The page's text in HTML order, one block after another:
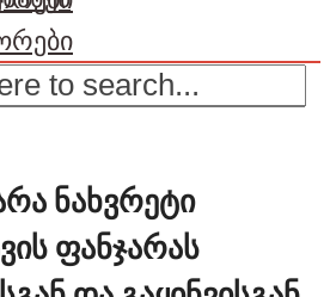
ᲜᲐᲮᲕᲠᲔᲢᲘ
ᲤᲐᲜᲯᲐᲠᲐᲡ